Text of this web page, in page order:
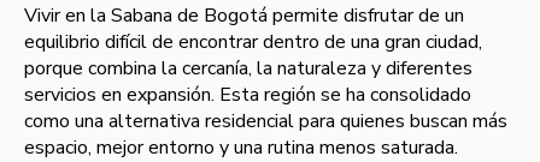
Vivir en la Sabana de Bogotá permite disfrutar de un
equilibrio difícil de encontrar dentro de una gran ciudad,
porque combina la cercanía, la naturaleza y diferentes
servicios en expansión. Esta región se ha consolidado
como una alternativa residencial para quienes buscan más
espacio, mejor entorno y una rutina menos saturada.